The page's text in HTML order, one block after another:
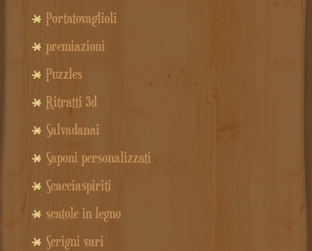
Portatovaglioli
premiazioni
Puzzles
Ritratti 3d
Salvadanai
Saponi personalizzati
Scacciaspiriti
scatole in legno
Scrigni vari